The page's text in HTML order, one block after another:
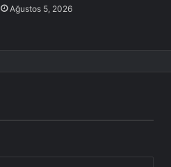
Ağustos 5, 2026